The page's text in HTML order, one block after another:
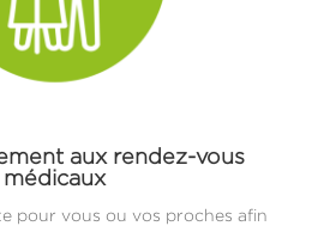
aux rendez-vous
médicaux
pour vous ou vos proches afin